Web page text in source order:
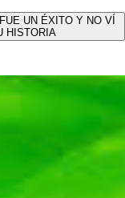
UN ÉXITO Y NO VÍ
HISTORIA